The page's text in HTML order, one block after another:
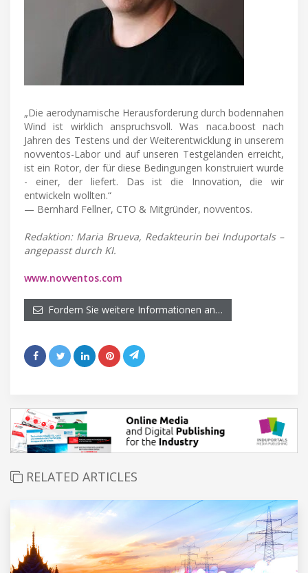
„Die aerodynamische Herausforderung durch bodennahen
Wind ist wirklich anspruchsvoll. Was naca.boost nach
Jahren des Testens und der Weiterentwicklung in unserem
novventos-Labor und auf unseren Testgeländen erreicht,
ist ein Rotor, der für diese Bedingungen konstruiert wurde
- einer, der liefert. Das ist die Innovation, die wir
entwickeln wollten.“
— Bernhard Fellner, CTO & Mitgründer, novventos.
Redaktion: Maria Brueva, Redakteurin bei Induportals –
angepasst durch KI.
www.novventos.com
Fordern Sie weitere Informationen an…
RELATED ARTICLES